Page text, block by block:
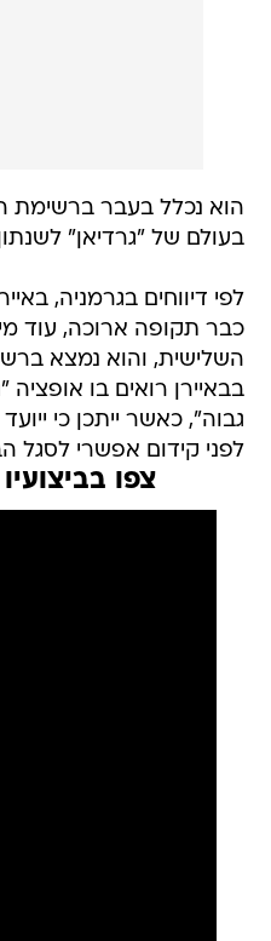
הוא נכלל בעבר ברשימת
בעולם של "גרדיאן" לשנתון
לפי דיווחים בגרמניה,
כבר תקופה ארוכה, עוד
בבאיירן רואים בו אופציה
גבוה", כאשר ייתכן כי
לפני קידום אפשרי לסגל
צפו